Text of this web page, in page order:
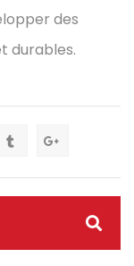
des
durables.